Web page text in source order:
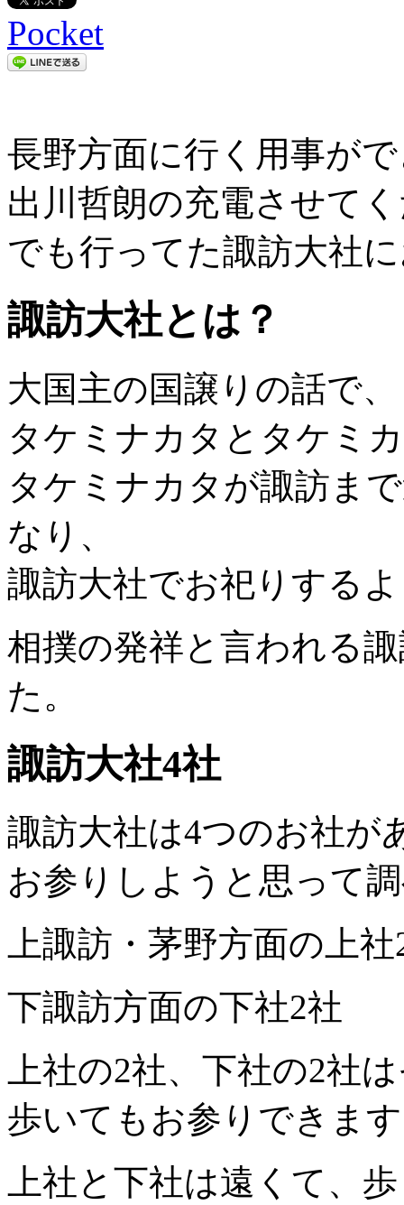
Pocket
長野方面に行く用事が
出川哲朗の充電させて
でも行ってた諏訪大社
諏訪大社とは？
大国主の国譲りの話で、
タケミナカタとタケミ
タケミナカタが諏訪ま
なり、
諏訪大社でお祀りする
相撲の発祥と言われる
た。
諏訪大社4社
諏訪大社は4つのお社が
お参りしようと思って
上諏訪・茅野方面の上社
下諏訪方面の下社2社
上社の2社、下社の2社
歩いてもお参りできま
上社と下社は遠くて、